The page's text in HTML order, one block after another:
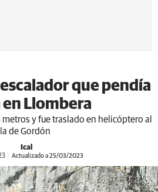
escalador que pendía
Llombera
y fue traslado en helicóptero al
de Gordón
Ical
Actualizado a 25/03/2023